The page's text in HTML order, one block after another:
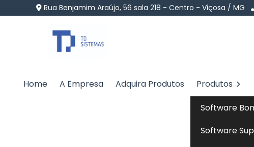
Rua Benjamim Araújo, 56 sala 218 - Centro - Viçosa / MG
Home A Empresa Adquira Produtos Produtos
Software
Software
Dieta Natural Cães em